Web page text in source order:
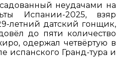
неудачами на
Испании-2025, взяр
летний датский гонщик,
до пяти количество
одержал четвёртую в
испанского Гранд-тура и